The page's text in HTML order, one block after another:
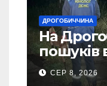
ДРОГОБИЧЧИНА
На
пошуків
СЕР 8, 2026